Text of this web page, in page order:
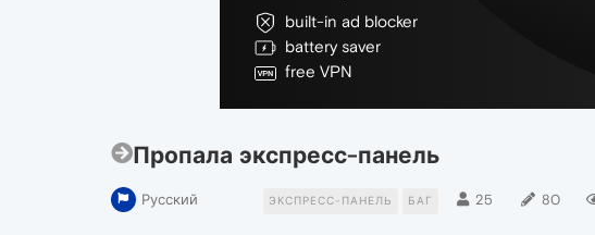
built-in ad blocker
battery saver
free VPN
Пропала экспресс-панель
Русский ЭКСПРЕСС-ПАНЕЛЬ БАГ 25 80